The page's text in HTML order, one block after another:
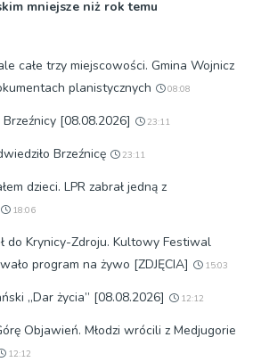
mniejsze niż rok temu
całe trzy miejscowości. Gmina Wojnicz
planistycznych
08:08
[08.08.2026] 23:11
Brzeźnicę 23:11
dzieci. LPR zabrał jedną z
18:06
do Krynicy-Zdroju. Kultowy Festiwal
program na żywo [ZDJĘCIA]
15:03
„Dar życia” [08.08.2026] 12:12
Objawień. Młodzi wrócili z Medjugorie
12:12